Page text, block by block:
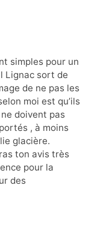
simples pour un
Lignac sort de
de ne pas les
moi est qu’ils
doivent pas
, à moins
glacière.
ton avis très
pour la
des